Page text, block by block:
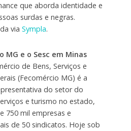
que aborda identidade e
surdas e negras.
via Sympla.
MG e o Sesc em Minas
de Bens, Serviços e
(Fecomércio MG) é a
do setor do
e turismo no estado,
750 mil empresas e
de 50 sindicatos. Hoje sob